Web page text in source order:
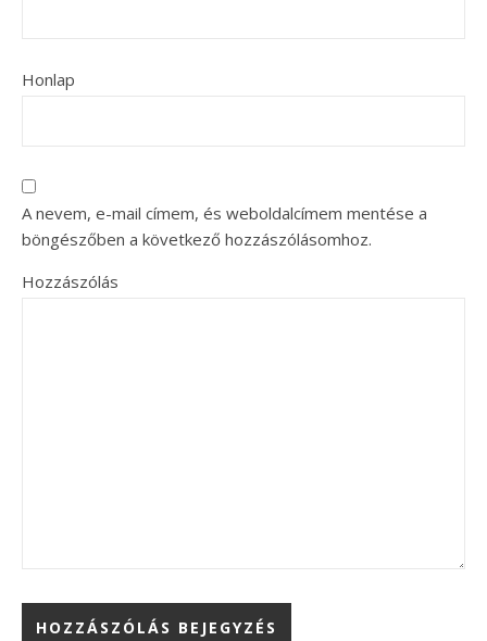
Honlap
A nevem, e-mail címem, és weboldalcímem mentése a
böngészőben a következő hozzászólásomhoz.
Hozzászólás